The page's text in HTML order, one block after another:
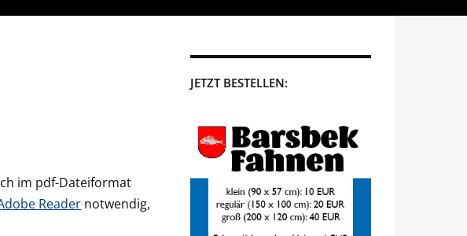
im pdf-Dateiformat
Reader notwendig,
JETZT BESTELLEN: